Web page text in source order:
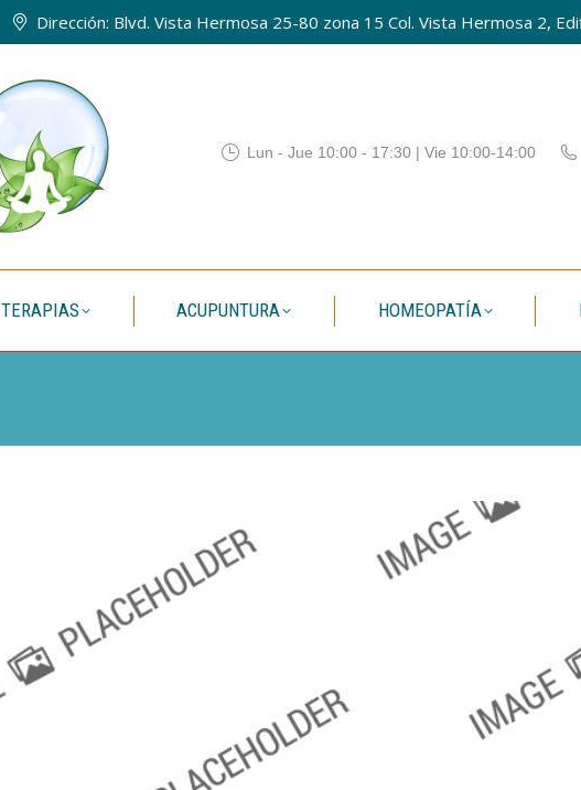
Dirección: Blvd. Vista Hermosa 25-80 zona 15 Col. Vista Hermosa 2,
Lun - Jue 10:00 - 17:30 | Vie 10:00-14:00
TERAPIAS ACUPUNTURA HOMEOPATÍA
QUIENES SOMOS TERAPIAS ACUPUNTURA HOMEOPATÍA